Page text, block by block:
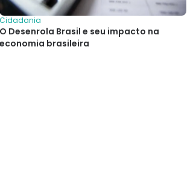
Cidadania
O Desenrola Brasil e seu impacto na
economia brasileira